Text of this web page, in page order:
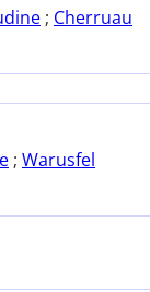
; Cherruau
; Warusfel